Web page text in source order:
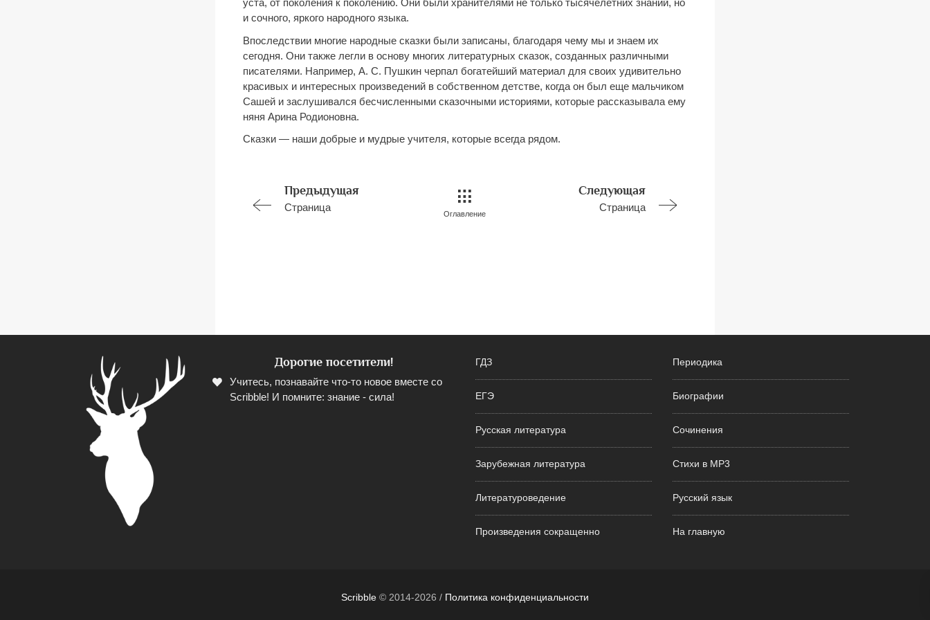
уста, от поколения к поколению. Они были хранителями не только тысячелетних знаний, но
и сочного, яркого народного языка.
Впоследствии многие народные сказки были записаны, благодаря чему мы и знаем их
сегодня. Они также легли в основу многих литературных сказок, созданных различными
писателями. Например, А. С. Пушкин черпал богатейший материал для своих удивительно
красивых и интересных произведений в собственном детстве, когда он был еще мальчиком
Сашей и заслушивался бесчисленными сказочными историями, которые рассказывала ему
няня Арина Родионовна.
Сказки — наши добрые и мудрые учителя, которые всегда рядом.
Предыдущая
Страница
Следующая
Страница
Оглавление
Дорогие посетители!
Учитесь, познавайте что-то новое вместе со
Scribble! И помните: знание - сила!
ГДЗ
ЕГЭ
Русская литература
Зарубежная литература
Литературоведение
Произведения сокращенно
Периодика
Биографии
Сочинения
Стихи в MP3
Русский язык
На главную
Scribble © 2014-2026 / Политика конфиденциальности